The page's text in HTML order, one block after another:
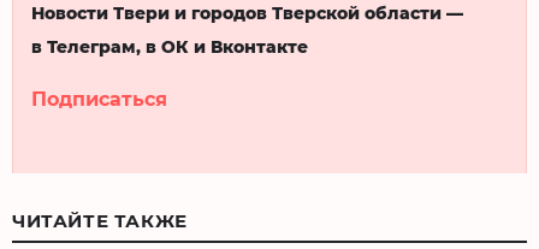
Новости Твери и городов Тверской области —
в Телеграм, в ОК и Вконтакте
Подписаться
ЧИТАЙТЕ ТАКЖЕ